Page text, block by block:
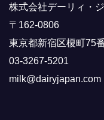
株式会社デーリィ・
〒162-0806
東京都新宿区榎町75
03-3267-5201
milk@dairyjapan.com